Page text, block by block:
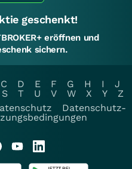
geschenkt!
eröffnen und
sichern.
C D E F G H I
J
S T U V W X Y
Z
Datenschutz-